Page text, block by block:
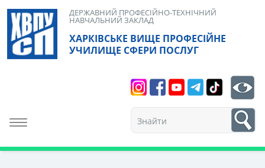
Skip
content
ХАРКІВСЬКЕ ВИЩЕ ПРОФЕСІЙНЕ
УЧИЛИЩЕ СФЕРИ ПОСЛУГ
ДЕРЖАВНИЙ ПРОФЕСІЙНО-ТЕХНІЧНИЙ
НАВЧАЛЬНИЙ ЗАКЛАД
Toggle navigation
1